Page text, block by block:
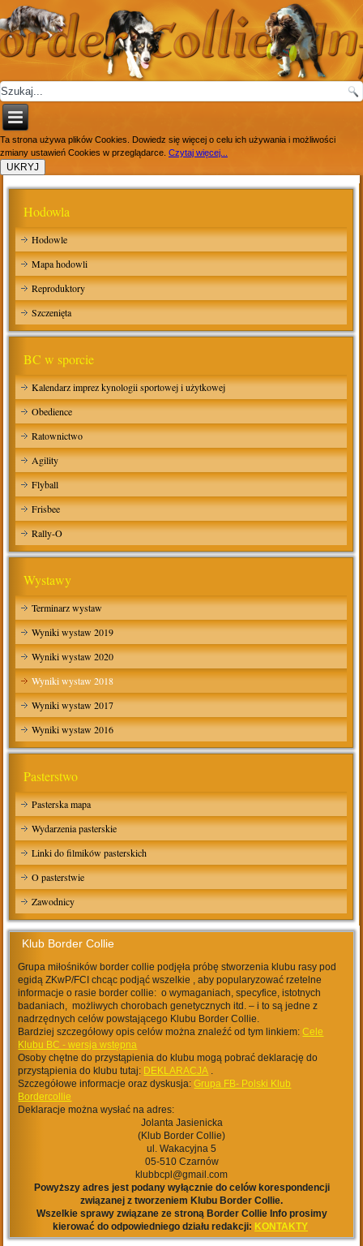
Ta strona używa plików Cookies. Dowiedz się więcej o celu ich używania i możliwości
zmiany ustawień Cookies w przeglądarce. Czytaj więcej...
Hodowla
Hodowle
Mapa hodowli
Reproduktory
Szczenięta
BC w sporcie
Kalendarz imprez kynologii sportowej i użytkowej
Obedience
Ratownictwo
Agility
Flyball
Frisbee
Rally-O
Wystawy
Terminarz wystaw
Wyniki wystaw 2019
Wyniki wystaw 2020
Wyniki wystaw 2018
Wyniki wystaw 2017
Wyniki wystaw 2016
Pasterstwo
Pasterska mapa
Wydarzenia pasterskie
Linki do filmików pasterskich
O pasterstwie
Zawodnicy
Klub Border Collie
Grupa miłośników border collie podjęła próbę stworzenia klubu rasy pod
egidą ZKwP/FCI chcąc podjąć wszelkie , aby popularyzować rzetelne
informacje o rasie border collie: o wymaganiach, specyfice, istotnych
badaniach, możliwych chorobach genetycznych itd. – i to są jedne z
nadrzędnych celów powstającego Klubu Border Collie.
Bardziej szczegółowy opis celów można znaleźć od tym linkiem:Cele
Klubu BC - wersja wstępna
Osoby chętne do przystąpienia do klubu mogą pobrać deklarację do
przystąpienia do klubu tutaj: DEKLARACJA .
Szczegółowe informacje oraz dyskusja:Grupa FB- Polski Klub
Bordercollie
Deklaracje można wysłać na adres:
Jolanta Jasienicka
(Klub Border Collie)
ul. Wakacyjna 5
05-510 Czarnów
klubbcpl@gmail.com
Powyższy adres jest podany wyłącznie do celów korespondencji
związanej z tworzeniem Klubu Border Collie.
Wszelkie sprawy związane ze stroną Border Collie Info prosimy
kierować do odpowiedniego działu redakcji: KONTAKTY